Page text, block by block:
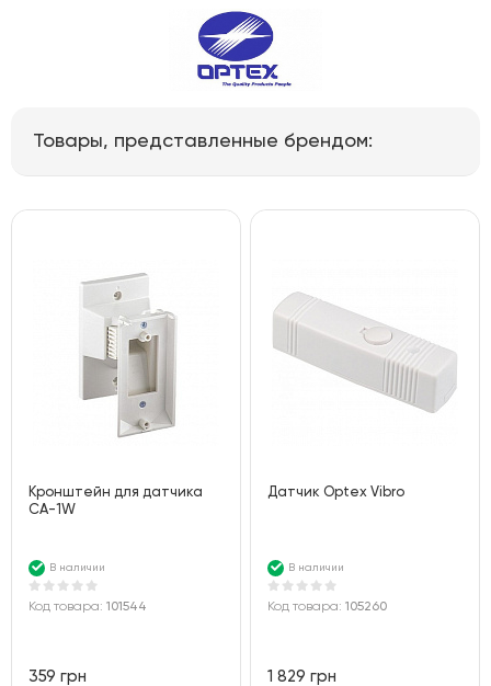
Аксессуары для сигнализации
Датчики
Товары, представленные брендом:
Кронштейн для датчика
CA-1W
В наличии
Код товара: 101544
359 грн
Датчик Optex Vibro
В наличии
Код товара:105260
1 829 грн